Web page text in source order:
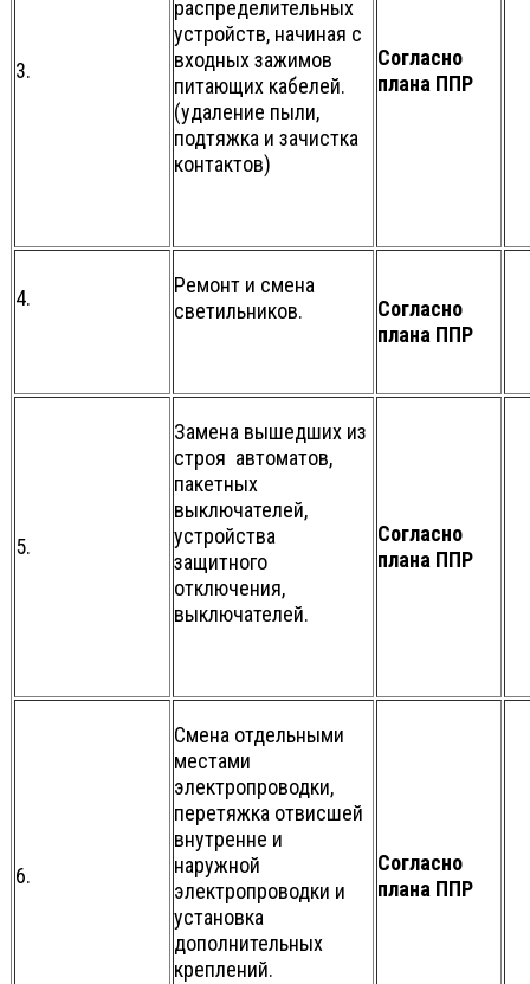
3.
распределительных
устройств, начиная с
входных зажимов
питающих кабелей.
(удаление пыли,
подтяжка и зачистка
контактов)
Согласно
плана ППР
4.
Ремонт и смена
светильников.
Согласно
плана ППР
5.
Замена вышедших из
строя автоматов,
пакетных
выключателей,
устройства
защитного
отключения,
выключателей.
Согласно
плана ППР
6.
Смена отдельными
местами
электропроводки,
перетяжка отвисшей
внутренне и
наружной
электропроводки и
установка
дополнительных
креплений.
Согласно
плана ППР